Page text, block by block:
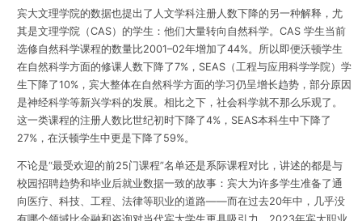
宾大文理学院的数据也提出了人文学科注册人数下降的另一种解释，尤
其是文理学院（CAS）的学生：他们大量转向自然科学。CAS 学生当前
选修自然科学课程的数量比2001–02年增加了44%。所以即便沃顿学生
在自然科学方面的修课人数下降了7%，SEAS（工程与应用科学学院）学
生下降了10%，宾大整体在自然科学方面的学习仍呈增长趋势，部分原因
是神经科学等新兴学科的发展。相比之下，社会科学就不那么乐观了。
这一类课程的注册人数比世纪初时下降了4%，SEAS本科生中下降了
27%，在沃顿学生中更是下降了59%。
不论是“最受欢迎的前25门课程”名单还是系际课程对比，讲述的都是与
校园招聘趋势和毕业后就业数据一致的故事： 宾大为许多学生准备了通
向医疗、科技、工程、法律等职业的道路——而在过去20年中，几乎没